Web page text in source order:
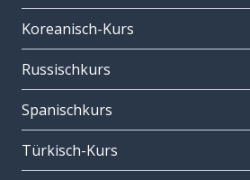
Koreanisch-Kurs
Russischkurs
Spanischkurs
Türkisch-Kurs